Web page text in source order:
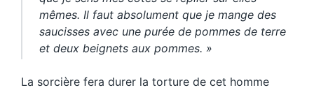
mêmes. Il faut absolument que je mange des
saucisses avec une purée de pommes de terre
et deux beignets aux pommes. »
La sorcière fera durer la torture de cet homme